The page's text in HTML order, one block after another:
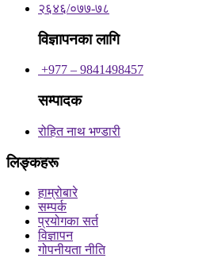
२६४६/०७७-७८
विज्ञापनका लागि
+977 – 9841498457
सम्पादक
रोहित नाथ भण्डारी
लिङ्कहरू
हाम्रोबारे
सम्पर्क
प्रयोगका सर्त
विज्ञापन
गोपनीयता नीति